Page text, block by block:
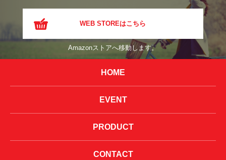
WEB STOREはこちら
Amazonストアへ移動します。
HOME
EVENT
PRODUCT
CONTACT